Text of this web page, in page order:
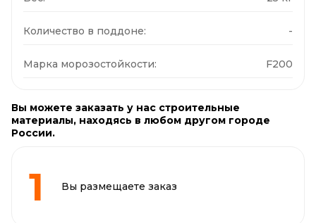
Количество в поддоне: -
Марка морозостойкости: F200
Вы можете заказать у нас строительные
материалы, находясь в любом другом городе
России.
Вы размещаете заказ